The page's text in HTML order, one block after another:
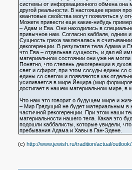
системы от информационного обмена она
другой реальности. В настоящее время
квантовые свойства могут появляться у
Можете привести еще какие-нибудь
– Адам и Ева. Они находились в
привычное нам. Согласно каббале, одним
Сущность греха заключалась в
декогеренции. В результате тела Адама
что Ева – отдельная сущность, и дал ей
материальном состоянии они уже не
Понятно, что степень декогеренции в
свет и сфирот, при этом сосуды едины со
едины со светом и появляются как
усиливается в мире Йецира (мир
достигает в нашем материальном мире, в
Что нам это говорит о будущем мире и
– Мир Грядущий не будет материальным
частичной рекогеренции. При этом наши
материальности нашего тела. Какая это
подошли каббалисты, которые увидели,
пребывания Адама и Хавы в Ган-Эдене.
(c) http://www.jewish.ru/tradition/actual/